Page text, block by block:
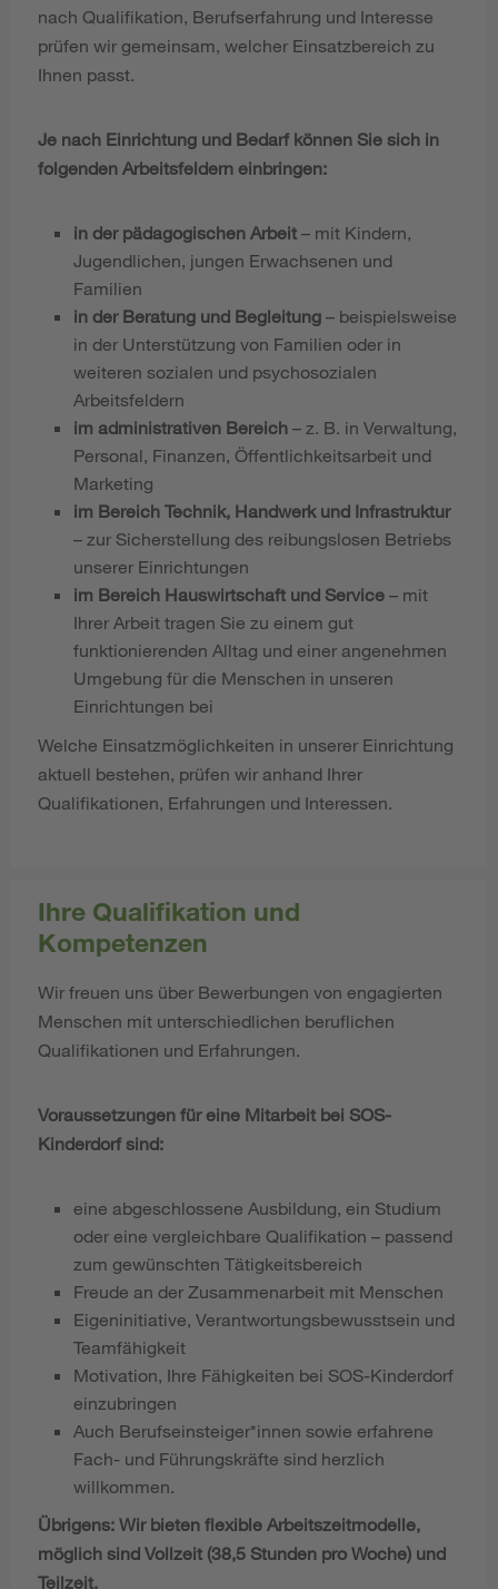
nach Qualifikation, Berufserfahrung und Interesse
prüfen wir gemeinsam, welcher Einsatzbereich zu
Ihnen passt.
Je nach Einrichtung und Bedarf können Sie sich in
folgenden Arbeitsfeldern einbringen:
in der pädagogischen Arbeit – mit Kindern,
Jugendlichen, jungen Erwachsenen und
Familien
in der Beratung und Begleitung – beispielsweise
in der Unterstützung von Familien oder in
weiteren sozialen und psychosozialen
Arbeitsfeldern
im administrativen Bereich – z. B. in Verwaltung,
Personal, Finanzen, Öffentlichkeitsarbeit und
Marketing
im Bereich Technik, Handwerk und Infrastruktur
– zur Sicherstellung des reibungslosen Betriebs
unserer Einrichtungen
im Bereich Hauswirtschaft und Service – mit
Ihrer Arbeit tragen Sie zu einem gut
funktionierenden Alltag und einer angenehmen
Umgebung für die Menschen in unseren
Einrichtungen bei
Welche Einsatzmöglichkeiten in unserer Einrichtung
aktuell bestehen, prüfen wir anhand Ihrer
Qualifikationen, Erfahrungen und Interessen.
Ihre Qualifikation und
Kompetenzen
Wir freuen uns über Bewerbungen von engagierten
Menschen mit unterschiedlichen beruflichen
Qualifikationen und Erfahrungen.
Voraussetzungen für eine Mitarbeit bei SOS-
Kinderdorf sind:
eine abgeschlossene Ausbildung, ein Studium
oder eine vergleichbare Qualifikation – passend
zum gewünschten Tätigkeitsbereich
Freude an der Zusammenarbeit mit Menschen
Eigeninitiative, Verantwortungsbewusstsein und
Teamfähigkeit
Motivation, Ihre Fähigkeiten bei SOS-Kinderdorf
einzubringen
Auch Berufseinsteiger*innen sowie erfahrene
Fach- und Führungskräfte sind herzlich
willkommen.
Übrigens: Wir bieten flexible Arbeitszeitmodelle,
möglich sind Vollzeit (38,5 Stunden pro Woche) und
Teilzeit.